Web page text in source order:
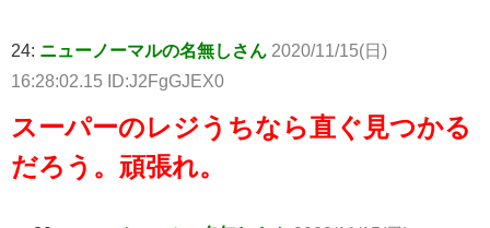
24: ニューノーマルの名無しさん 2020/11/15(日)
16:28:02.15 ID:J2FgGJEX0
スーパーのレジうちなら直ぐ見つかる
だろう。頑張れ。